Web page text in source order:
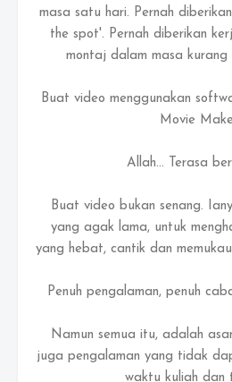
masa satu hari. Pernah
the spot'. Pernah diberikan
montaj dalam masa
Buat video menggunakan
Movie
Allah... Terasa
Buat video bukan senang.
yang agak lama, untuk
yang hebat, cantik dan
Penuh pengalaman, penuh
Namun semua itu, adalah
juga pengalaman yang tidak
waktu kuliah dan